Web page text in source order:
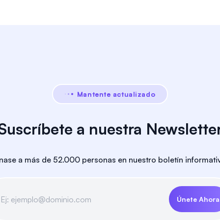
Mantente actualizado
a nuestra
a más de 52.000 personas en nuestro boletín
Únete Ahora